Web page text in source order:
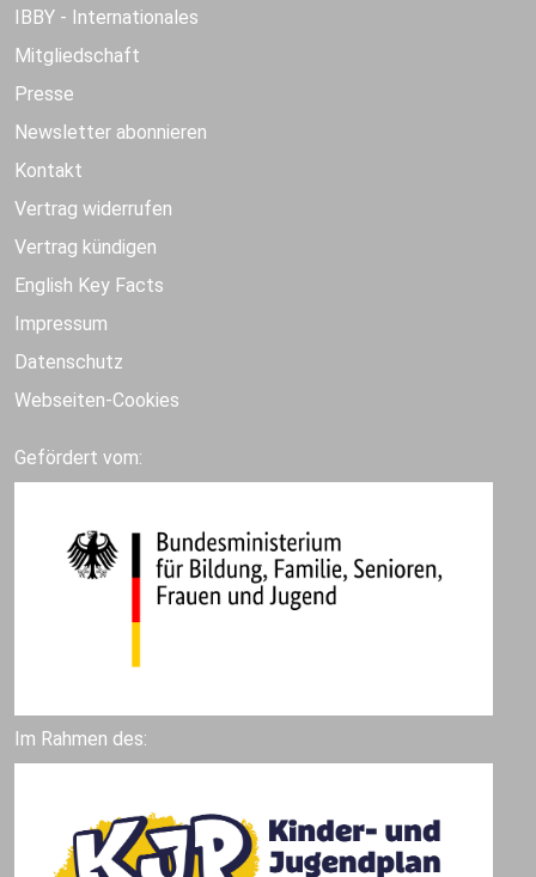
IBBY - Internationales
Mitgliedschaft
Presse
Newsletter abonnieren
Kontakt
Vertrag widerrufen
Vertrag kündigen
English Key Facts
Impressum
Datenschutz
Webseiten-Cookies
Gefördert vom:
Im Rahmen des: